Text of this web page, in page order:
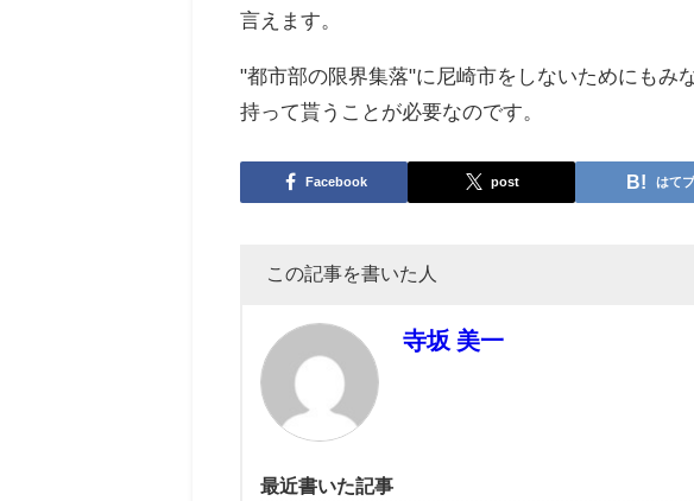
言えます。
"都市部の限界集落"に尼崎市をしないためにもみ
持って貰うことが必要なのです。
Facebook post はて
この記事を書いた人
寺坂 美一
最近書いた記事